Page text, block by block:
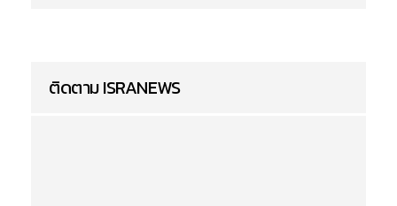
ติดตาม ISRANEWS